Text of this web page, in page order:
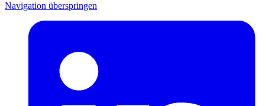
Navigation überspringen